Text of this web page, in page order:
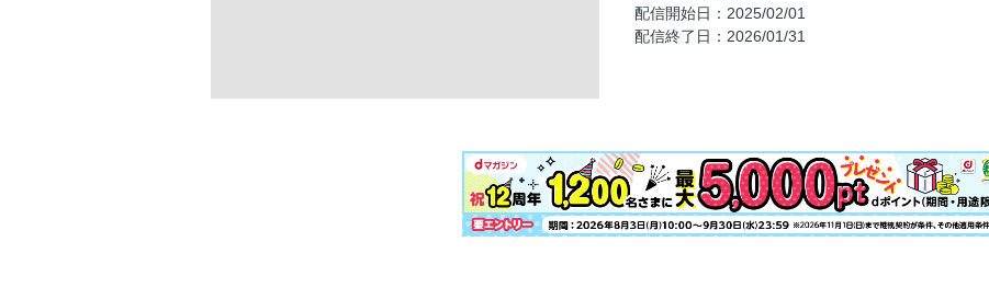
ロイヤルエンフィールド
最新プロテクション
NEW PRODUCT INSPECTION
匿名係長
配信開始日：2025/02/01
配信終了日：2026/01/31